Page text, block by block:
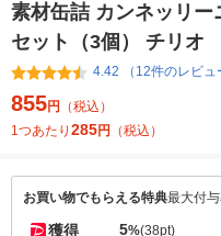
素材缶詰 カンネッリ
セット（3個） チリオ
4.42 （12件のレビュ
855円
（税込）
1つあたり 285円 （税込）
お買い物でもらえる特典最大付
獲得 5%(38pt)